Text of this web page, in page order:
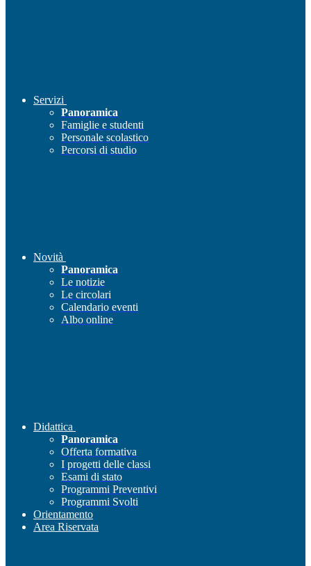
Servizi
Panoramica
Famiglie e studenti
Personale scolastico
Percorsi di studio
Novità
Panoramica
Le notizie
Le circolari
Calendario eventi
Albo online
Didattica
Panoramica
Offerta formativa
I progetti delle classi
Esami di stato
Programmi Preventivi
Programmi Svolti
Orientamento
Area Riservata